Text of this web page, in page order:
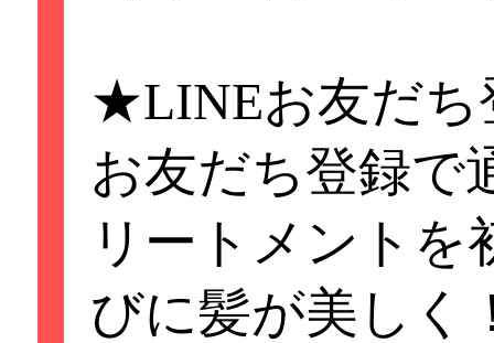
★LINEお友だち
お友だち登録で
リートメントを
びに髪が美しく
さらに‼️
★ご新規様限定
トメント配合カ